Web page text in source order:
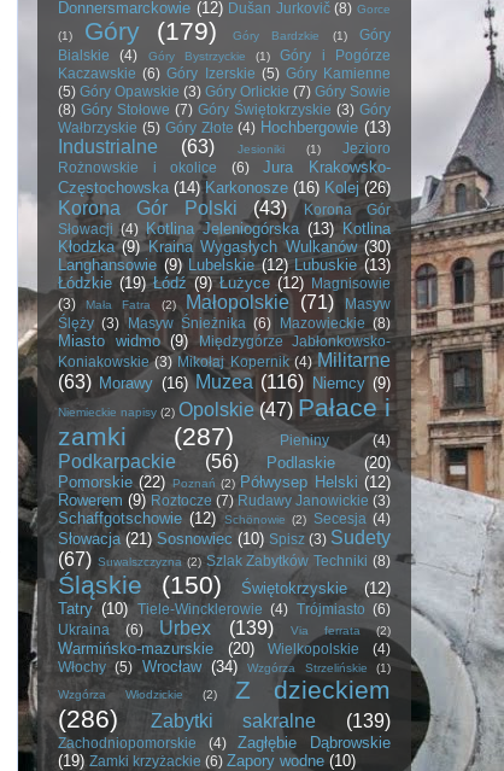
Donnersmarckowie (12) Dušan Jurkovič (8) Gorce
(1)
Góry (179) Góry Bardzkie (1)
Góry
Bialskie
(4) Góry Bystrzyckie (1)
Góry i Pogórze
Kaczawskie (6) Góry Izerskie (5) Góry Kamienne
(5) Góry Opawskie (3) Góry Orlickie (7) Góry Sowie
(8) Góry Stołowe (7) Góry Świętokrzyskie (3) Góry
Wałbrzyskie (5) Góry Złote (4) Hochbergowie (13)
Industrialne (63) Jesioniki (1)
Jezioro
Rożnowskie i okolice
(6)
Jura Krakowsko-
Częstochowska (14) Karkonosze (16) Kolej (26)
Korona Gór Polski (43)
Korona Gór
Słowacji (4) Kotlina Jeleniogórska (13) Kotlina
Kłodzka (9) Kraina Wygasłych Wulkanów (30)
Langhansowie (9) Lubelskie (12) Lubuskie (13)
Łódzkie (19) Łódź (9) Łużyce (12) Magnisowie
(3)
Mała Fatra (2) Małopolskie (71)
Masyw
Ślęży (3) Masyw Śnieżnika (6) Mazowieckie (8)
Miasto widmo (9)
Międzygórze Jabłonkowsko-
Koniakowskie (3) Mikołaj Kopernik (4) Militarne
(63) Morawy (16) Muzea (116) Niemcy (9)
Niemieckie napisy (2) Opolskie (47) Pałace i
zamki
(287) Pieniny (4)
Podkarpackie (56) Podlaskie
(20)
Pomorskie (22) Poznań (2) Półwysep Helski (12)
Rowerem (9) Roztocze (7) Rudawy Janowickie (3)
Schaffgotschowie (12) Schönowie (2) Secesja (4)
Słowacja (21) Sosnowiec (10) Spisz (3) Sudety
(67) Suwalszczyzna (2) Szlak Zabytków Techniki (8)
Śląskie (150) Świętokrzyskie
(12)
Tatry (10) Tiele-Wincklerowie (4) Trójmiasto (6)
Ukraina
(6) Urbex (139) Via ferrata (2)
Warmińsko-mazurskie (20) Wielkopolskie
(4)
Włochy (5) Wrocław (34) Wzgórza Strzelińskie
(1)
Wzgórza Włodzickie
(2)
Z dzieckiem
(286)
Zabytki sakralne (139)
Zachodniopomorskie (4)
Zagłębie Dąbrowskie
(19) Zamki krzyżackie (6) Zapory wodne (10)